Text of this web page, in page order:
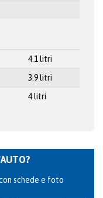
4.1 litri
3.9 litri
4 litri
schede e foto